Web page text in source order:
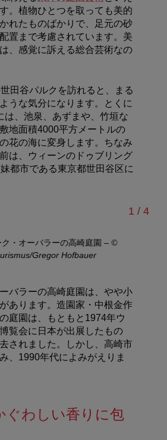
。植物ひとつを取っても美的
れたものばかりで、足元の砂
置まで考慮されています。美
、感覚に訴える総合芸術なの
田谷パルクを訪れると、まる
うな気分になります。とくに
は、池泉、あずまや、竹垣な
地面積4000平方メートルの
花の海に変身します。ちなみ
は、ウィーンのドゥブリング
都市である東京都世田谷区に
1 // 4
・オーバラーの高崎庭園 – ©
Gregor Hofbauer
バラーの高崎庭園は、やや小
あります。造園家・中根金作
庭園は、もともと1974年ウ
覧会に日本が出展したもの
されました。しかし、高崎市
、1990年代によみがえりま
ぐわしい香りに包